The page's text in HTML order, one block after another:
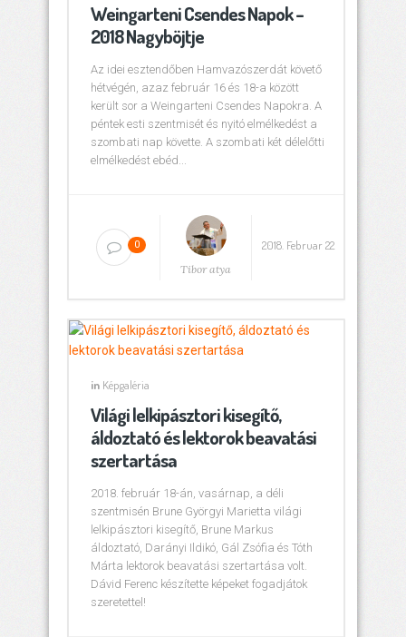
Weingarteni Csendes Napok –
2018 Nagyböjtje
Az idei esztendőben Hamvazószerdát követő
hétvégén, azaz február 16 és 18-a között
került sor a Weingarteni Csendes Napokra. A
péntek esti szentmisét és nyitó elmélkedést a
szombati nap követte. A szombati két délelőtti
elmélkedést ebéd...
0
Tibor atya
2018. Februar 22
in Képgaléria
Világi lelkipásztori kisegítő,
áldoztató és lektorok beavatási
szertartása
2018. február 18-án, vasárnap, a déli
szentmisén Brune Györgyi Marietta világi
lelkipásztori kisegítő, Brune Markus
áldoztató, Darányi Ildikó, Gál Zsófia és Tóth
Márta lektorok beavatási szertartása volt.
Dávid Ferenc készítette képeket fogadjátok
szeretettel!